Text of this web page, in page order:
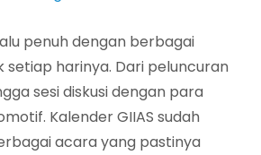
penuh dengan berbagai
setiap harinya. Dari peluncuran
sesi diskusi dengan para
Kalender GIIAS sudah
acara yang pastinya